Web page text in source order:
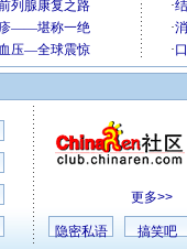
更多>>
隐密私语 搞笑吧